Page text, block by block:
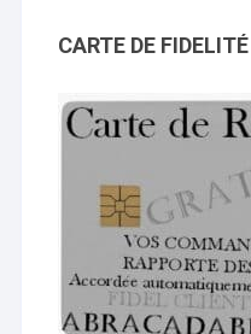
CARTE DE FIDELITÉ